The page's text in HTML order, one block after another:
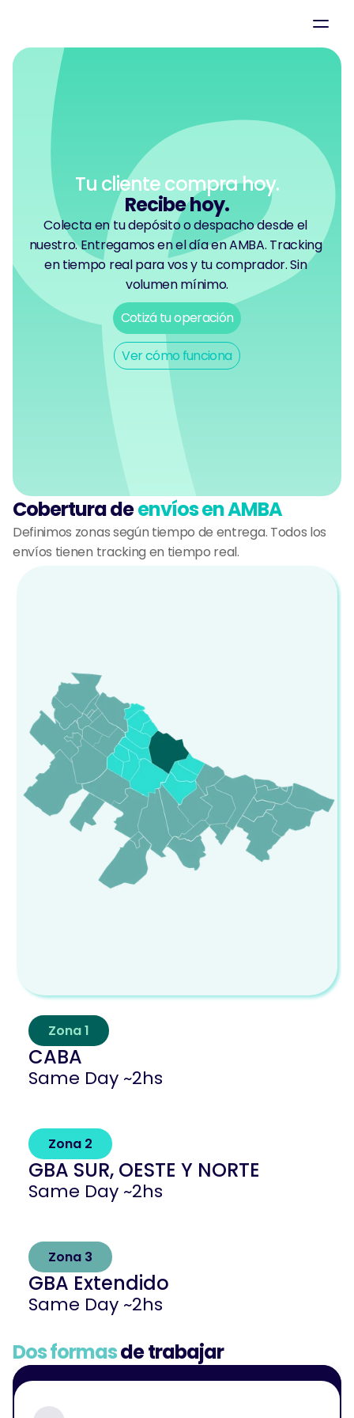
Tu cliente compra hoy.
Recibe hoy.
Colecta en tu depósito o despacho desde el
nuestro. Entregamos en el día en AMBA. Tracking
en tiempo real para vos y tu comprador. Sin
volumen mínimo.
Cotizá tu operación
Ver cómo funciona
Cobertura de envíos en AMBA
Definimos zonas según tiempo de entrega. Todos los
envíos tienen tracking en tiempo real.
Zona 1
CABA
Same Day ~2hs
Zona 2
GBA SUR, OESTE Y NORTE
Same Day ~2hs
Zona 3
GBA Extendido
Same Day ~2hs
Dos formas de trabajar